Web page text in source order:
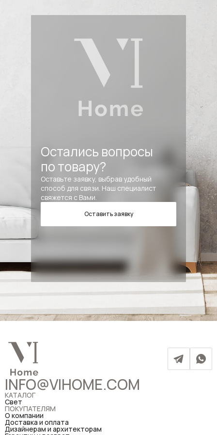
Остались вопросы
по товару?
Оставьте заявку, выбрав удобный
способ для связи. Наш специалист
свяжется с Вами.
Оставить заявку
INFO@VIHOME.COM
КАТАЛОГ
Свет
ПОКУПАТЕЛЯМ
О компании
Доставка и оплата
Дизайнерам и архитекторам